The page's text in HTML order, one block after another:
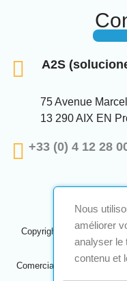
A2S
75 Avenue
13 290 AIX EN
+33 (0) 4 12 28
Copyright © 2024 A2S
Comerciante aprobado por
Nous
améliorer
analyser le
contenu et